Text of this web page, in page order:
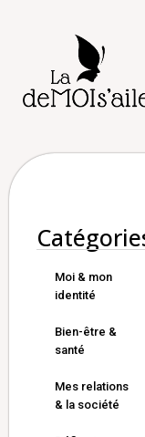
Moi & mon
identité
Bien-être &
santé
Mes relations
& la société